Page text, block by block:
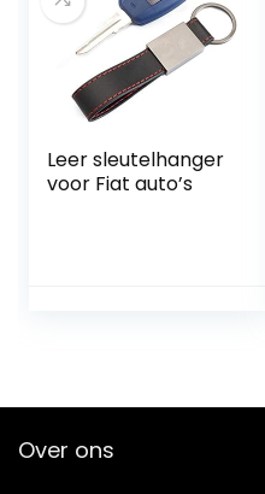
Leer sleutelhanger
voor Fiat auto’s
Over ons